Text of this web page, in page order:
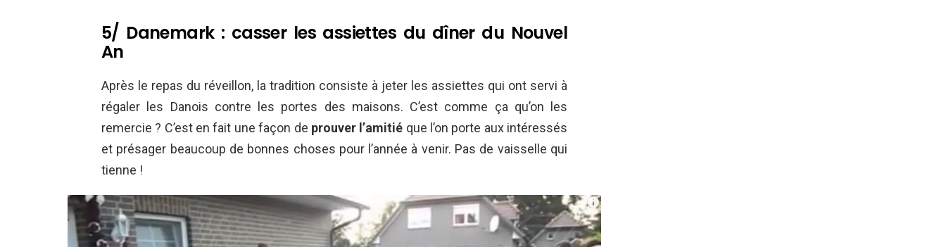
5/ Danemark : casser les assiettes du dîner du Nouvel
An
Après le repas du réveillon, la tradition consiste à jeter les assiettes qui ont servi à
régaler les Danois contre les portes des maisons. C’est comme ça qu’on les
remercie ? C’est en fait une façon de prouver l’amitié que l’on porte aux intéressés
et présager beaucoup de bonnes choses pour l’année à venir. Pas de vaisselle qui
tienne !